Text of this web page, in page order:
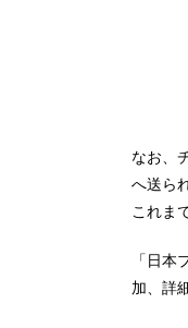
なお、
へ送ら
これま
「日
加、詳